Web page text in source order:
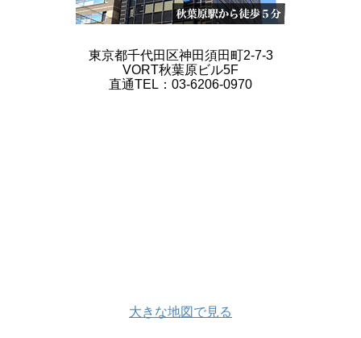
東京都千代田区神田須田町2-7-3
VORT秋葉原ビル5F
直通TEL：03-6206-0970
大きな地図で見る